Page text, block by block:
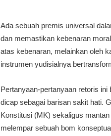
Ada sebuah premis universal
dan memastikan kebenaran
atas kebenaran, melainkan oleh
instrumen yudisialnya
Pertanyaan-pertanyaan retoris
dicap sebagai barisan sakit hati.
Konstitusi (MK) sekaligus
melempar sebuah bom